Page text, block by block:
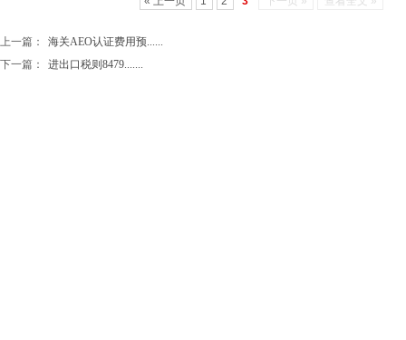
上一篇：
海关AEO认证费用预......
下一篇：
进出口税则8479.......